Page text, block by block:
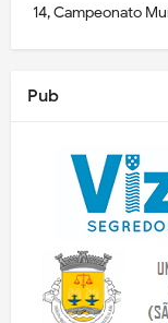
14, Campeonato
Pub